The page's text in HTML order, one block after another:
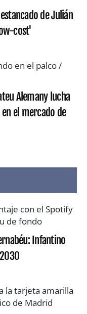
de Julián
cost'
Alemany lucha
el mercado de
Infantino